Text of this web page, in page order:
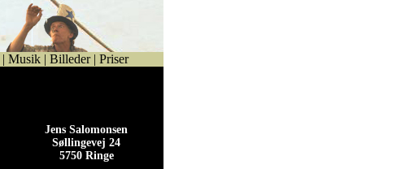
| Musik | Billeder | Priser
Jens Salomonsen
Søllingevej 24
5750 Ringe